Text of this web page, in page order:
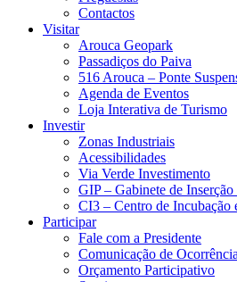
Contactos
Visitar
Arouca Geopark
Passadiços do Paiva
516 Arouca – Ponte
Agenda de Eventos
Loja Interativa de Turismo
Investir
Zonas Industriais
Acessibilidades
Via Verde Investimento
GIP – Gabinete de
CI3 – Centro de Incubação
Participar
Fale com a Presidente
Comunicação de
Orçamento Participativo